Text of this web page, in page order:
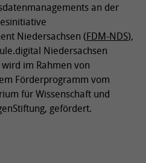
an der
Niedersachsen (FDM-NDS),
Niedersachsen
im Rahmen von
Förderprogramm vom
für Wissenschaft und
gefördert.